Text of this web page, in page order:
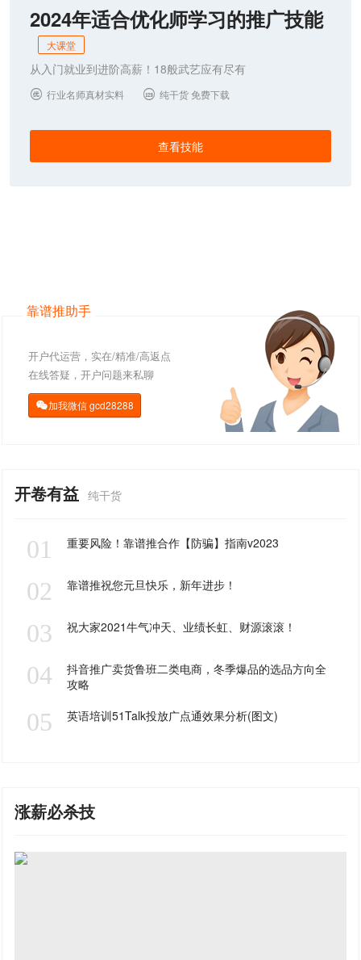
2024年适合优化师学习的推广技能
大课堂
从入门就业到进阶高薪！18般武艺应有尽有
 行业名师真材实料  纯干货 免费下载
查看技能
靠谱推助手
开户代运营，实在/精准/高返点
在线答疑，开户问题来私聊
加我微信gcd28288
开卷有益 纯干货
01 重要风险！靠谱推合作【防骗】指南v2023
02 靠谱推祝您元旦快乐，新年进步！
03 祝大家2021牛气冲天、业绩长虹、财源滚滚！
04
抖音推广卖货鲁班二类电商，冬季爆品的选品方向全
攻略
05 英语培训51Talk投放广点通效果分析(图文)
涨薪必杀技